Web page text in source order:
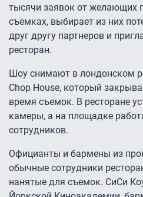
тысячи заявок от желающих
съемках, выбирает из них
друг другу партнеров и
ресторан.
Шоу снимают в лондонском
Chop House, который
время съемок. В ресторане
камеры, а на площадке
сотрудников.
Официанты и бармены из
обычные сотрудники
нанятые для съемок. СиСи